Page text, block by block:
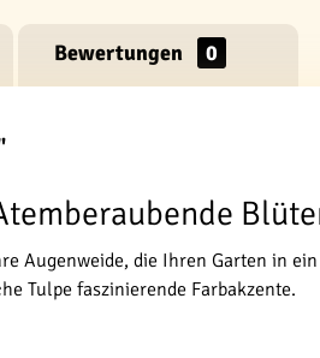
Bewertungen 0
Augenweide, die Ihren Garten in
Tulpe faszinierende Farbakzente.